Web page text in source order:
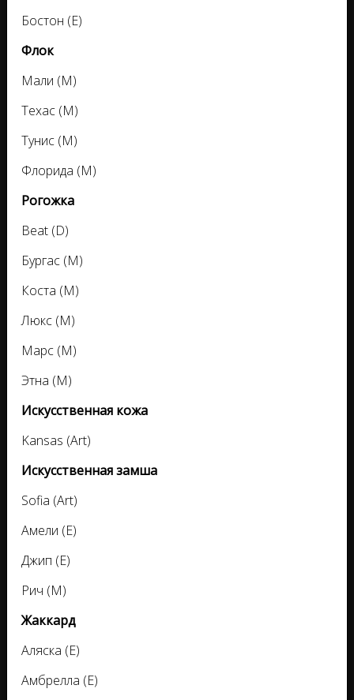
Бостон (Е)
Флок
Мали (М)
Техас (М)
Тунис (М)
Флорида (М)
Рогожка
Beat (D)
Бургас (M)
Коста (M)
Люкс (M)
Марс (M)
Этна (М)
Искусственная кожа
Kansas (Аrt)
Искусственная замша
Sofia (Аrt)
Амели (Е)
Джип (Е)
Рич (М)
Жаккард
Аляска (Е)
Амбрелла (Е)